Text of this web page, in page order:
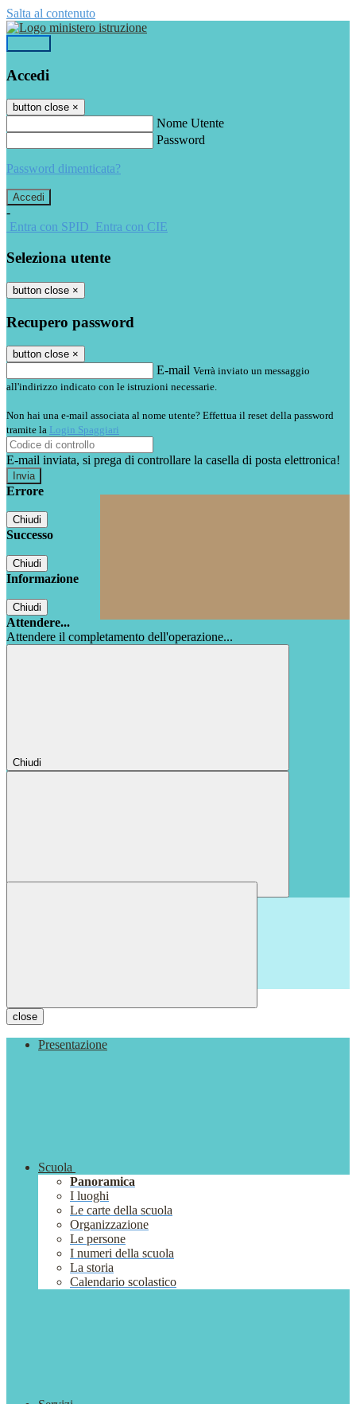
Salta al contenuto
Accedi
button close ×
Nome Utente
Password
Password dimenticata?
-
Entra con SPID Entra con CIE
Seleziona utente
button close ×
Recupero password
button close ×
E-mail Verrà inviato un messaggio
all'indirizzo indicato con le istruzioni necessarie.
Non hai una e-mail associata al nome utente? Effettua il reset della password
tramite la Login Spaggiari
E-mail inviata, si prega di controllare la casella di posta elettronica!
Errore
Chiudi
Successo
Chiudi
Informazione
Chiudi
Attendere...
Attendere il completamento dell'operazione...
Chiudi
close
Presentazione
Scuola
Panoramica
I luoghi
Le carte della scuola
Organizzazione
Le persone
I numeri della scuola
La storia
Calendario scolastico